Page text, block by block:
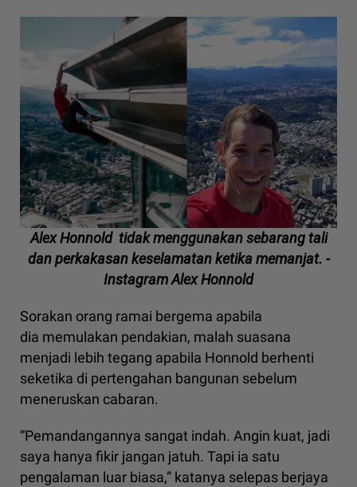
Alex Honnold tidak menggunakan sebarang tali
dan perkakasan keselamatan ketika memanjat. -
Instagram Alex Honnold
Sorakan orang ramai bergema apabila
dia memulakan pendakian, malah suasana
menjadi lebih tegang apabila Honnold berhenti
seketika di pertengahan bangunan sebelum
meneruskan cabaran.
“Pemandangannya sangat indah. Angin kuat, jadi
saya hanya fikir jangan jatuh. Tapi ia satu
pengalaman luar biasa,” katanya selepas berjaya